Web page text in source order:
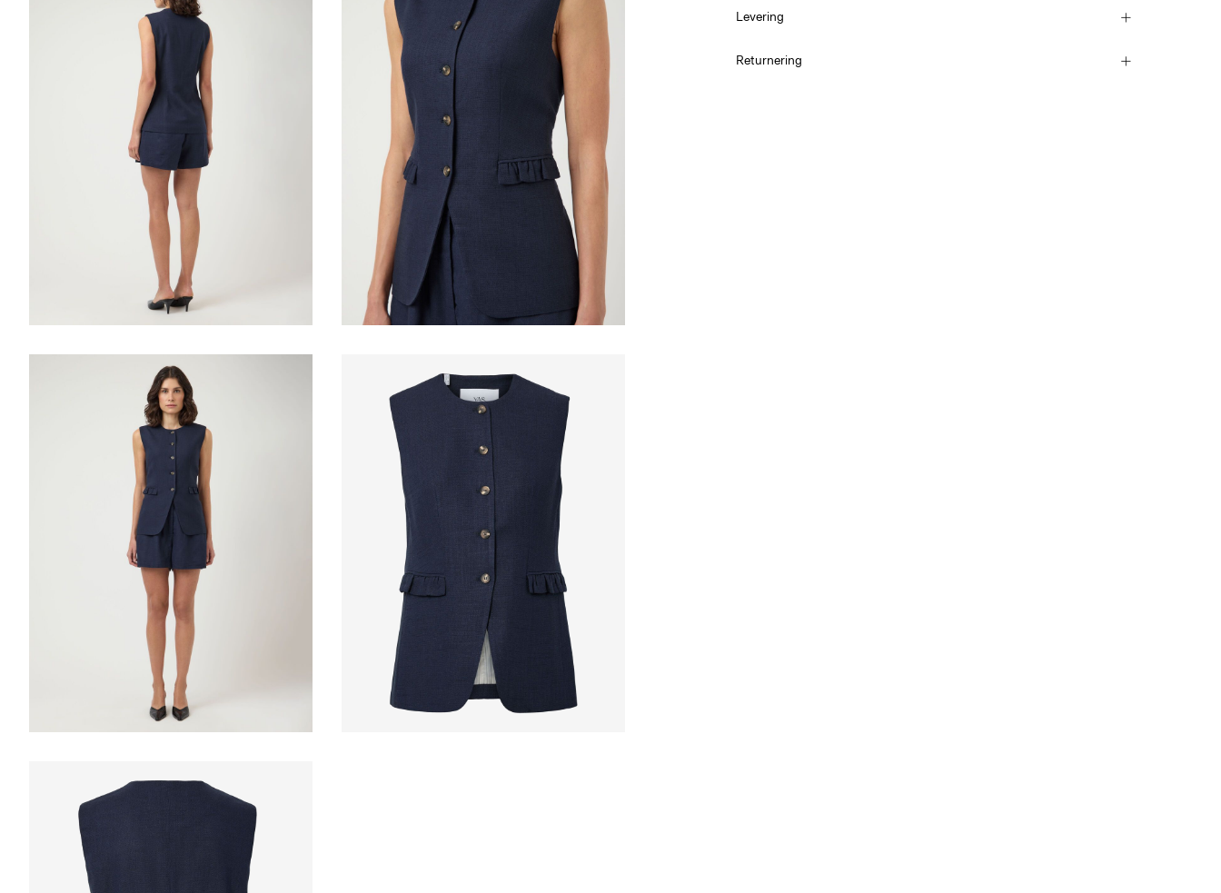
Maskinvaskes, halv belastning, kort centrifugeringscyklus på 30°C
Levering
Returnering